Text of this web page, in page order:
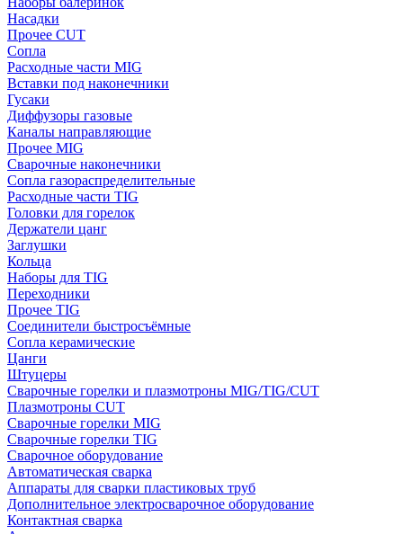
Насадки
Прочее CUT
Сопла
Расходные части MIG
Вставки под наконечники
Гусаки
Диффузоры газовые
Каналы направляющие
Прочее MIG
Сварочные наконечники
Сопла газораспределительные
Расходные части TIG
Головки для горелок
Держатели цанг
Заглушки
Кольца
Наборы для TIG
Переходники
Прочее TIG
Соединители быстросъёмные
Сопла керамические
Цанги
Штуцеры
Сварочные горелки и плазмотроны MIG/TIG/CUT
Плазмотроны CUT
Сварочные горелки MIG
Сварочные горелки TIG
Сварочное оборудование
Автоматическая сварка
Аппараты для сварки пластиковых труб
Дополнительное электросварочное оборудование
Контактная сварка